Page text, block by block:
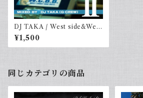
DJ TAKA / West side&Wee
d Vol.2
¥1,500
同じカテゴリの商品